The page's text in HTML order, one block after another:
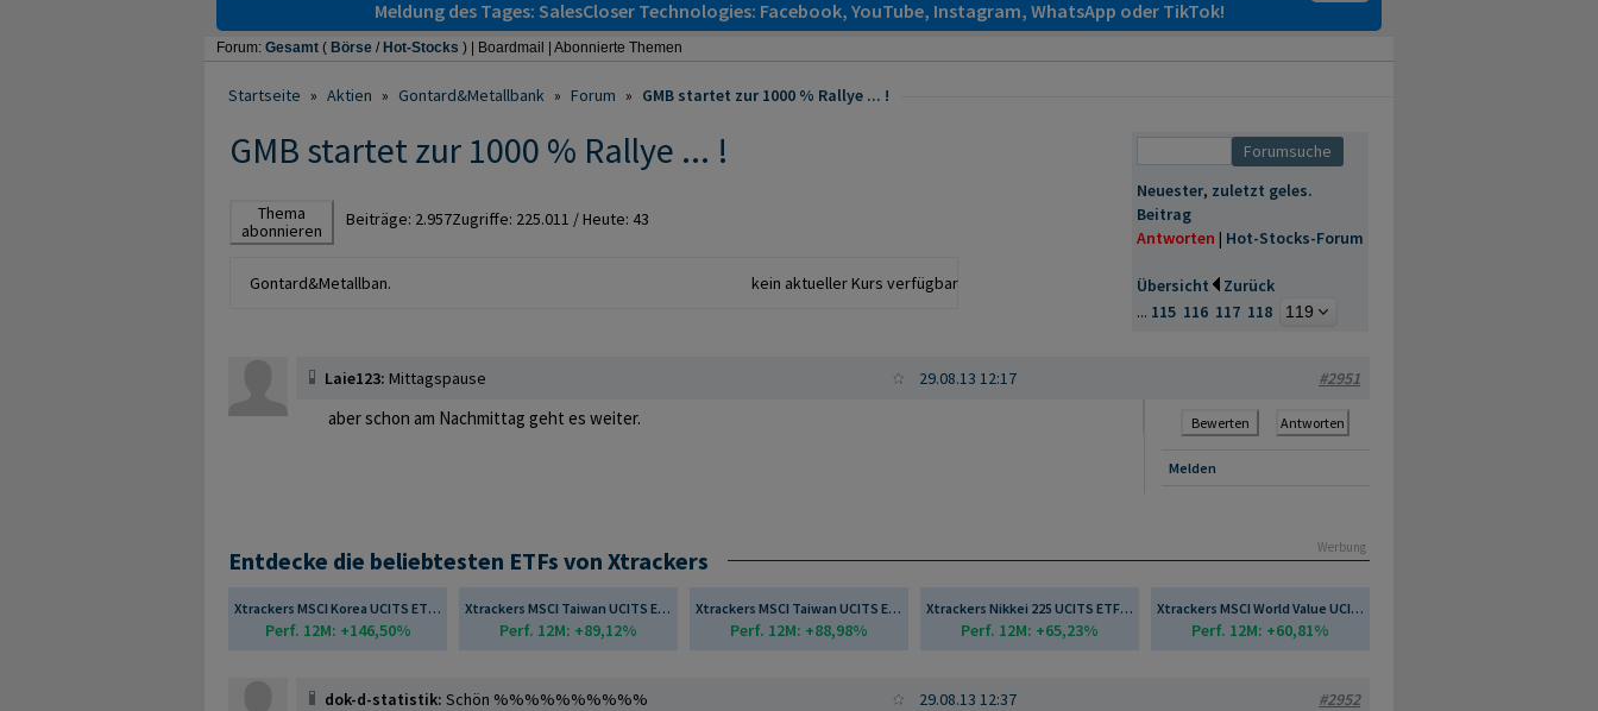
Meldung des Tages: SalesCloser Technologies: Facebook, YouTube, Instagram, WhatsApp oder TikTok!
Forum: Gesamt ( Börse /Hot-Stocks ) | Boardmail | Abonnierte Themen
Startseite » Aktien » Gontard&Metallbank » Forum » GMB startet zur 1000 % Rallye ... !
Neuester, zuletzt geles.
Beitrag
Antworten | Hot-Stocks-Forum
Übersicht
Zurück
... 115 116 117 118
GMB startet zur 1000 % Rallye ... !
Thema
abonnieren
Beiträge: 2.957Zugriffe: 225.011 / Heute: 43
Gontard&Metallban. kein aktueller Kurs verfügbar
Laie123: Mittagspause 29.08.13 12:17 #2951
aber schon am Nachmittag geht es weiter. Bewerten Antworten
Melden
Werbung
Entdecke die beliebtesten ETFs von Xtrackers
Xtrackers MSCI Korea UCITS ETF 1C
Perf. 12M: +146,50%
Xtrackers MSCI Taiwan UCITS ETF 1D
Perf. 12M: +89,12%
Xtrackers MSCI Taiwan UCITS ETF 1C
Perf. 12M: +88,98%
Xtrackers Nikkei 225 UCITS ETF 2D - EUR Hedged
Perf. 12M: +65,23%
Xtrackers MSCI World Value UCITS ETF 1C
Perf. 12M: +60,81%
dok-d-statistik: Schön %%%%%%%%%% 29.08.13 12:37 #2952